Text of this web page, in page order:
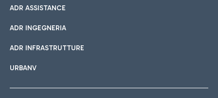
ADR ASSISTANCE
ADR INGEGNERIA
ADR INFRASTRUTTURE
URBANV